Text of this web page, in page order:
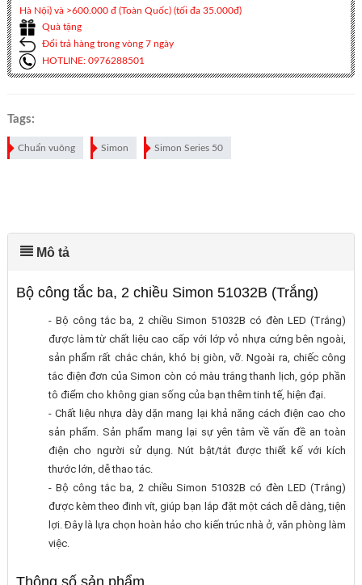
Hà Nội) và >600.000 đ (Toàn Quốc) (tối đa 35.000đ)
Quà tặng
Đổi trả hàng trong vòng 7 ngày
HOTLINE: 0976288501
Tags:
Chuẩn vuông Simon Simon Series 50
Mô tả
Bộ công tắc ba, 2 chiều Simon 51032B (Trắng)
- Bộ công tắc ba, 2 chiều Simon 51032B có đèn LED (Trắng)
được làm từ chất liệu cao cấp với lớp vỏ nhựa cứng bên ngoài,
sản phẩm rất chắc chắn, khó bị giòn, vỡ. Ngoài ra, chiếc công
tắc điện đơn của Simon còn có màu trắng thanh lịch, góp phần
tô điểm cho không gian sống của bạn thêm tinh tế, hiện đại.
- Chất liệu nhựa dày dặn mang lại khả năng cách điện cao cho
sản phẩm. Sản phẩm mang lại sự yên tâm về vấn đề an toàn
điện cho người sử dụng. Nút bật/tắt được thiết kế với kích
thước lớn, dễ thao tác.
- Bộ công tắc ba, 2 chiều Simon 51032B có đèn LED (Trắng)
được kèm theo đinh vít, giúp bạn lắp đặt một cách dễ dàng, tiện
lợi. Đây là lựa chọn hoàn hảo cho kiến trúc nhà ở, văn phòng làm
việc.
Thông số sản phẩm